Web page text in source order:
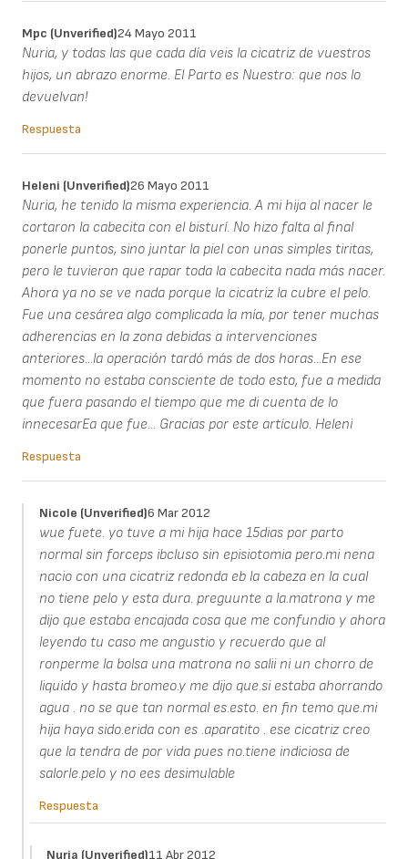
Mpc (unverified)24 Mayo 2011
Nuria, y todas las que cada día veis la cicatriz de vuestros
hijos, un abrazo enorme. El Parto es Nuestro: que nos lo
devuelvan!
Respuesta
Heleni (unverified)26 Mayo 2011
Nuria, he tenido la misma experiencia. A mi hija al nacer le
cortaron la cabecita con el bisturí. No hizo falta al final
ponerle puntos, sino juntar la piel con unas simples tiritas,
pero le tuvieron que rapar toda la cabecita nada más nacer.
Ahora ya no se ve nada porque la cicatriz la cubre el pelo.
Fue una cesárea algo complicada la mía, por tener muchas
adherencias en la zona debidas a intervenciones
anteriores...la operación tardó más de dos horas...En ese
momento no estaba consciente de todo esto, fue a medida
que fuera pasando el tiempo que me di cuenta de lo
innecesarEa que fue... Gracias por este artículo. Heleni
Respuesta
Nicole (unverified)6 Mar 2012
wue fuete. yo tuve a mi hija hace 15dias por parto
normal sin forceps ibcluso sin episiotomia pero.mi nena
nacio con una cicatriz redonda eb la cabeza en la cual
no tiene pelo y esta dura. preguunte a la.matrona y me
dijo que estaba encajada cosa que me confundio y ahora
leyendo tu caso me angustio y recuerdo que al
ronperme la bolsa una matrona no salii ni un chorro de
liquido y hasta bromeo.y me dijo que.si estaba ahorrando
agua . no se que tan normal es.esto. en fin temo que.mi
hija haya sido.erida con es .aparatito . ese cicatriz creo
que la tendra de por vida pues no.tiene indiciosa de
salorle.pelo y no ees desimulable
Respuesta
Nuria (unverified)11 Abr 2012